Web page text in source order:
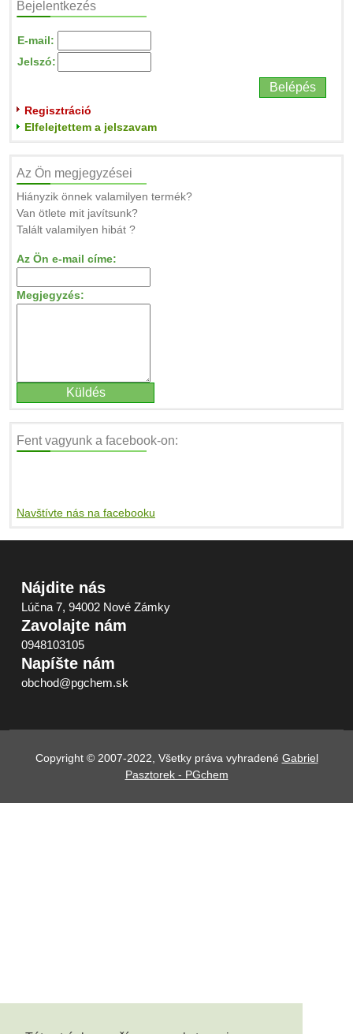
Bejelentkezés
E-mail:
Jelszó:
Regisztráció
Elfelejtettem a jelszavam
Az Ön megjegyzései
Hiányzik önnek valamilyen termék?
Van ötlete mit javítsunk?
Talált valamilyen hibát ?
Az Ön e-mail címe:
Megjegyzés:
Fent vagyunk a facebook-on:
Navštívte nás na facebooku
Nájdite nás
Lúčna 7, 94002 Nové Zámky
Zavolajte nám
0948103105
Napíšte nám
obchod@pgchem.sk
Copyright © 2007-2022, Všetky práva vyhradené Gabriel
Pasztorek - PGchem